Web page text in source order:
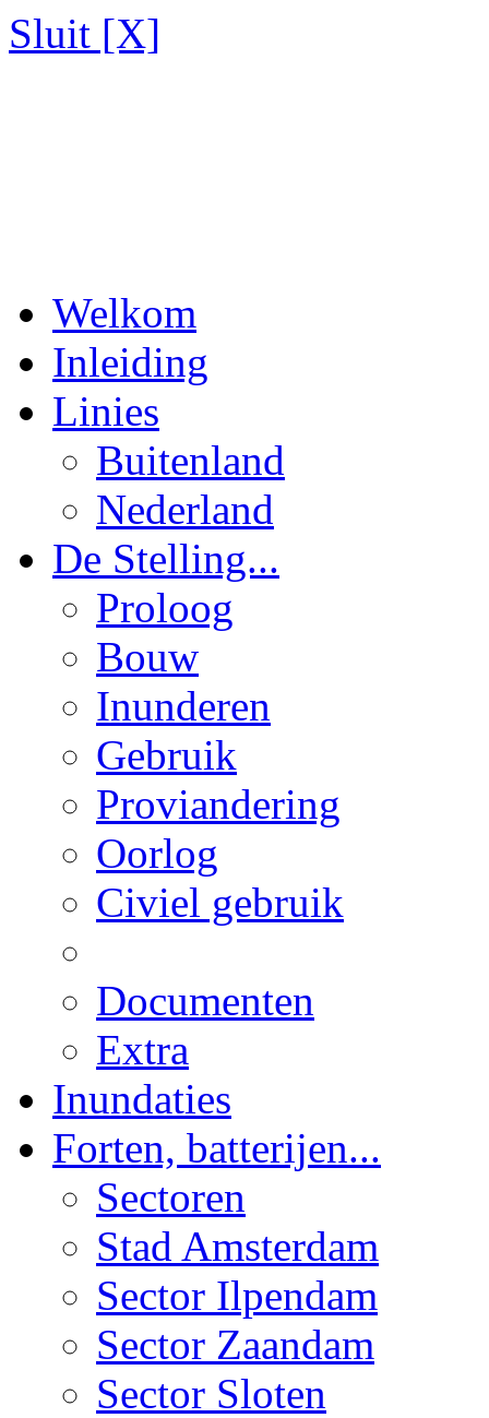
Sluit [X]
Welkom
Inleiding
Linies
Buitenland
Nederland
De Stelling...
Proloog
Bouw
Inunderen
Gebruik
Proviandering
Oorlog
Civiel gebruik
Documenten
Extra
Inundaties
Forten, batterijen...
Sectoren
Stad Amsterdam
Sector Ilpendam
Sector Zaandam
Sector Sloten